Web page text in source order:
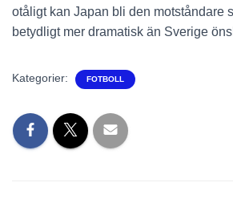
otåligt kan Japan bli den motståndare
betydligt mer dramatisk än Sverige
Kategorier: FOTBOLL